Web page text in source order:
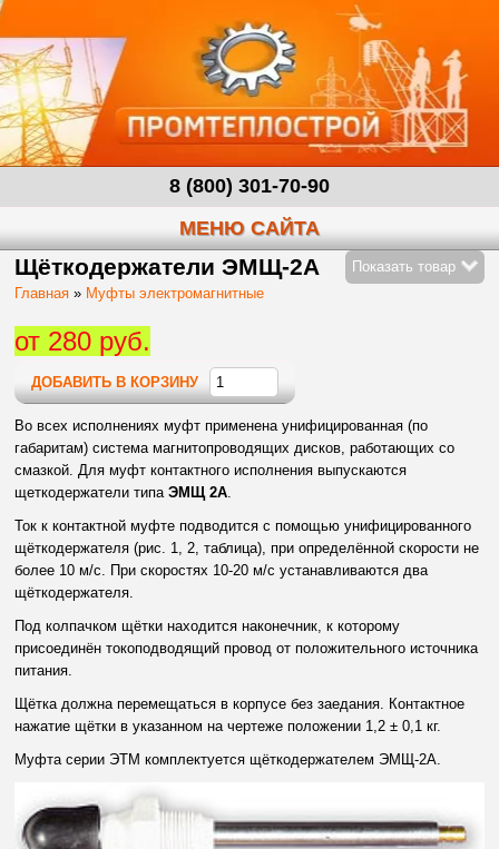
8 (800) 301-70-90
МЕНЮ САЙТА
Щёткодержатели ЭМЩ-2А
Показать товар
Главная » Муфты электромагнитные
от 280 руб.
ДОБАВИТЬ В КОРЗИНУ
Во всех исполнениях муфт применена унифицированная (по
габаритам) система магнитопроводящих дисков, работающих со
смазкой. Для муфт контактного исполнения выпускаются
щеткодержатели типаЭМЩ 2А.
Ток к контактной муфте подводится с помощью унифицированного
щёткодержателя (рис. 1, 2, таблица), при определённой скорости не
более 10 м/с. При скоростях 10-20 м/с устанавливаются два
щёткодержателя.
Под колпачком щётки находится наконечник, к которому
присоединён токоподводящий провод от положительного источника
питания.
Щётка должна перемещаться в корпусе без заедания. Контактное
нажатие щётки в указанном на чертеже положении 1,2 ± 0,1 кг.
Муфта серии ЭТМ комплектуется щёткодержателем ЭМЩ-2А.